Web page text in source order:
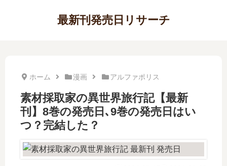
最新刊発売日リサーチ
ホーム 漫画 アルファポリス
素材採取家の異世界旅行記【最新
刊】8巻の発売日､9巻の発売日はい
つ？完結した？